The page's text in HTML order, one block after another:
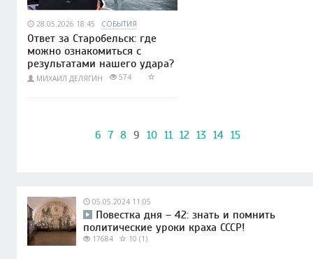
28.05.2026 18:45 СОБЫТИЯ
Ответ за Старобельск: где
можно ознакомиться с
результатами нашего удара?
МИХАИЛ ДЕЛЯГИН 574
6 7 8 9 10 11 12 13 14 15
05.05.2024 11:05
Повестка дня – 42: знать и помнить
политические уроки краха СССР!
17684 10 (1)